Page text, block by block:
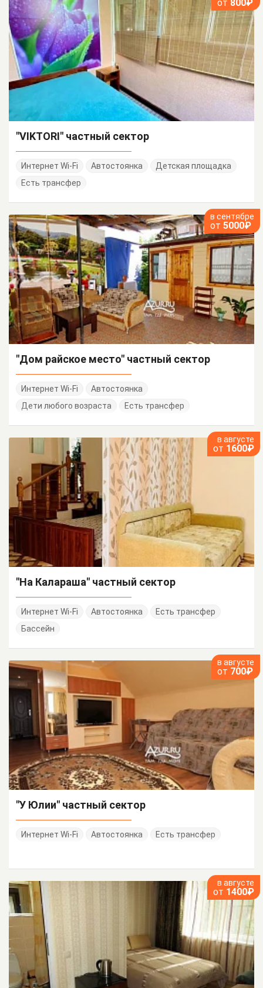
от 800₽
"VIKTORI" частный сектор
Интернет Wi-Fi Автостоянка
Детская площадка
Есть трансфер
в сентябре
от 5000₽
"Дом райское место" частный сектор
Интернет Wi-Fi
Автостоянка
Дети любого возраста
Есть трансфер
в августе
от 1600₽
"На Калараша" частный сектор
Интернет Wi-Fi Автостоянка
Есть трансфер
Бассейн
в августе
от 700₽
"У Юлии" частный сектор
Интернет Wi-Fi Автостоянка Есть трансфер
в августе
от 1400₽